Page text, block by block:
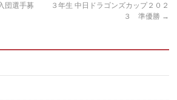
団選手募
３年生 中日ドラゴンズカップ２０２
３ 準優勝 →